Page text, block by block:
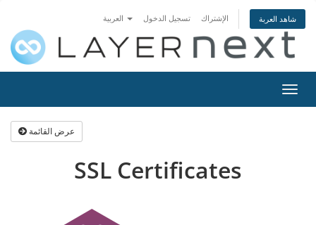
تسجيل الدخول الإشتراك شاهد العربة
تبديل
التنقل
عرض القائمة
SSL Certificates